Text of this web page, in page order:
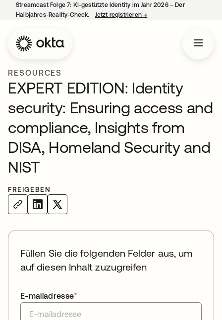
Streamcast Folge 7: KI-gestützte Identity im Jahr 2026 – Der
Halbjahres-Reality-Check.
Jetzt registrieren→
RESOURCES
EXPERT EDITION: Identity
security: Ensuring access and
compliance, Insights from
DISA, Homeland Security and
NIST
FREIGEBEN
Füllen Sie die folgenden Felder aus, um
auf diesen Inhalt zuzugreifen
*
E-mailadresse